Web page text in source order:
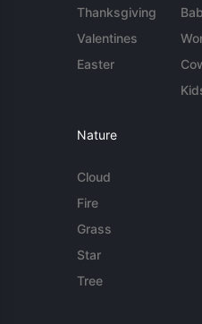
Thanksgiving
Valentines
Easter
Nature
Cloud
Fire
Grass
Star
Tree